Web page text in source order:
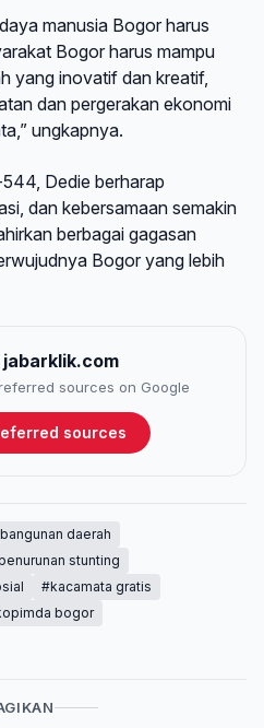
manusia Bogor harus
Bogor harus mampu
yang inovatif dan kreatif,
dan pergerakan ekonomi
ungkapnya.
Dedie berharap
dan kebersamaan semakin
berbagai gagasan
Bogor yang lebih
jabarklik.com
sources on Google
sources
daerah
stunting
#kacamata gratis
bogor